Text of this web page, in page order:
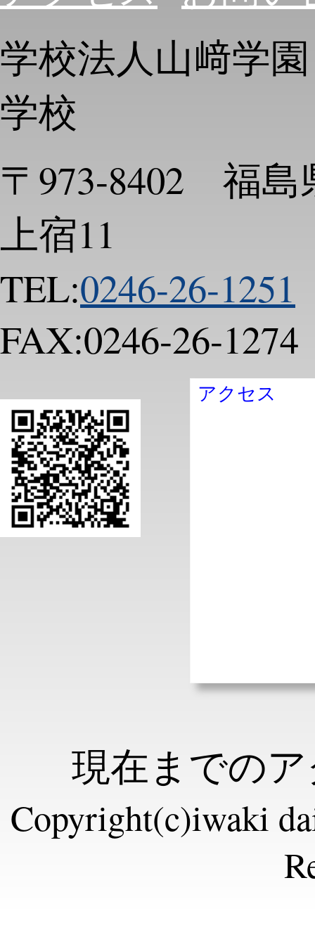
学校法人山﨑学
学校
〒973-8402 福島
上宿11
TEL:0246-26-1251
FAX:0246-26-1274
アクセス
現在までのア
Copyright(c)iwaki